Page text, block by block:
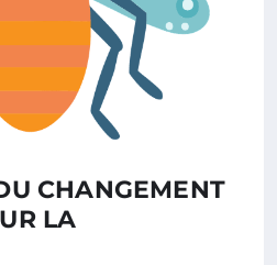
CHANGEMENT
LA